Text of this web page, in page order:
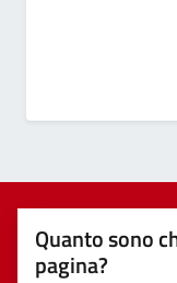
Quanto sono
pagina?